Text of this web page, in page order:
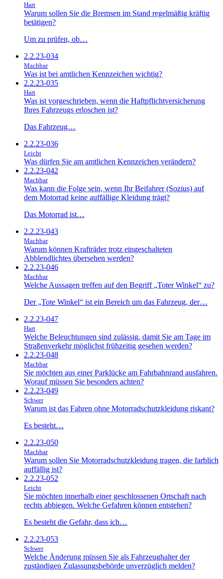
Hart
Warum sollen Sie die Bremsen im Stand regelmäßig kräftig
betätigen?
Um zu prüfen, ob…
2.2.23-034
Machbar
Was ist bei amtlichen Kennzeichen wichtig?
2.2.23-035
Hart
Was ist vorgeschrieben, wenn die Haftpflichtversicherung
Ihres Fahrzeugs erloschen ist?
Das Fahrzeug…
2.2.23-036
Leicht
Was dürfen Sie am amtlichen Kennzeichen verändern?
2.2.23-042
Machbar
Was kann die Folge sein, wenn Ihr Beifahrer (Sozius) auf
dem Motorrad keine auffällige Kleidung trägt?
Das Motorrad ist…
2.2.23-043
Machbar
Warum können Krafträder trotz eingeschalteten
Abblendlichtes übersehen werden?
2.2.23-046
Machbar
Welche Aussagen treffen auf den Begriff „Toter Winkel“ zu?
Der „Tote Winkel“ ist ein Bereich um das Fahrzeug, der…
2.2.23-047
Hart
Welche Beleuchtungen sind zulässig, damit Sie am Tage im
Straßenverkehr möglichst frühzeitig gesehen werden?
2.2.23-048
Machbar
Sie möchten aus einer Parklücke am Fahrbahnrand ausfahren.
Worauf müssen Sie besonders achten?
2.2.23-049
Schwer
Warum ist das Fahren ohne Motorradschutzkleidung riskant?
Es besteht…
2.2.23-050
Machbar
Warum sollen Sie Motorradschutzkleidung tragen, die farblich
auffällig ist?
2.2.23-052
Leicht
Sie möchten innerhalb einer geschlossenen Ortschaft nach
rechts abbiegen. Welche Gefahren können entstehen?
Es besteht die Gefahr, dass ich…
2.2.23-053
Schwer
Welche Änderung müssen Sie als Fahrzeughalter der
zuständigen Zulassungsbehörde unverzüglich melden?